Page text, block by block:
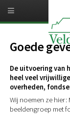
naar
inhoud
gaanGoede
De uitvoering van
heel veel
overheden,
Wij noemen ze hier:
beeldengroep met